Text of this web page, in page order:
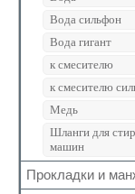
Кран шаровый
Запчасти для
Вода сильфон
Вода гигант
к смесителю
к смесителю
Медь
Шланги для
машин
Прокладки и